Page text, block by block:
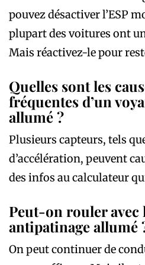
pouvez désactiver l’ESP
plupart des voitures ont
Mais réactivez-le pour
Quelles sont les
fréquentes d’un
allumé ?
Plusieurs capteurs, tels
d’accélération, peuvent
des infos au calculateur qui
Peut-on rouler avec
antipatinage allumé
On peut continuer de